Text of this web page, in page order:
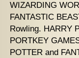
WIZARDING
FANTASTIC
Rowling. HARRY
PORTKEY
POTTER and